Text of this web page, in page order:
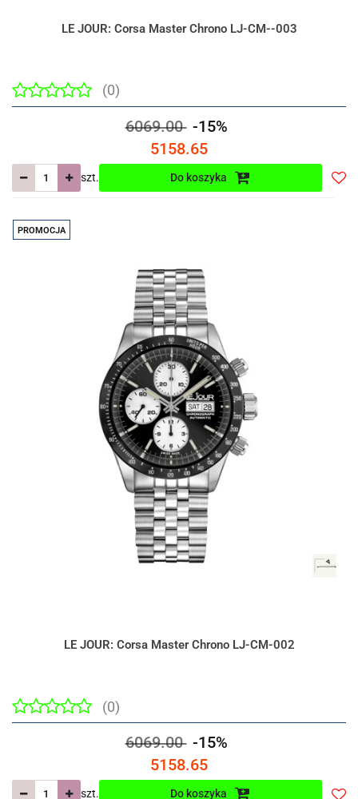
LE JOUR: Corsa Master Chrono LJ-CM--003
(0)
6069.00 -15%
5158.65
szt. Do koszyka
PROMOCJA
LE JOUR: Corsa Master Chrono LJ-CM-002
(0)
6069.00 -15%
5158.65
szt. Do koszyka